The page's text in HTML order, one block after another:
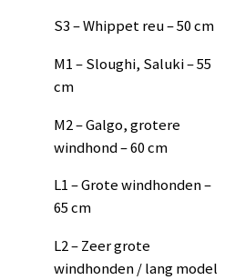
S3 – Whippet reu – 50 cm
M1 – Sloughi, Saluki – 55
cm
M2 – Galgo, grotere
windhond – 60 cm
L1 – Grote windhonden –
65 cm
L2 – Zeer grote
windhonden / lang model